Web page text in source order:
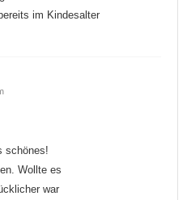
im Kindesalter
schönes!
Wollte es
war